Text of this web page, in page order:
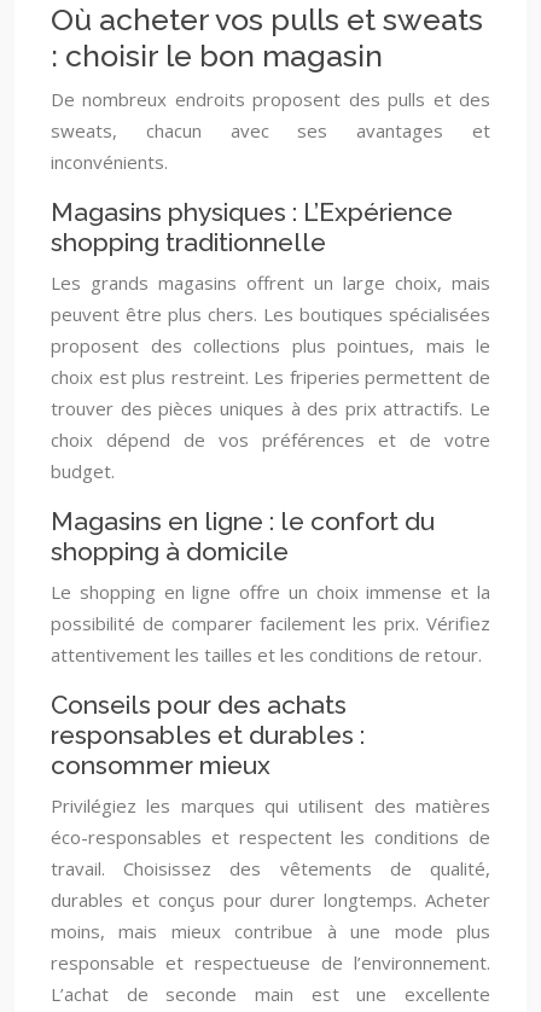
Où acheter vos pulls et sweats
: choisir le bon magasin
De nombreux endroits proposent des pulls et des
sweats, chacun avec ses avantages et
inconvénients.
Magasins physiques : L’Expérience
shopping traditionnelle
Les grands magasins offrent un large choix, mais
peuvent être plus chers. Les boutiques spécialisées
proposent des collections plus pointues, mais le
choix est plus restreint. Les friperies permettent de
trouver des pièces uniques à des prix attractifs. Le
choix dépend de vos préférences et de votre
budget.
Magasins en ligne : le confort du
shopping à domicile
Le shopping en ligne offre un choix immense et la
possibilité de comparer facilement les prix. Vérifiez
attentivement les tailles et les conditions de retour.
Conseils pour des achats
responsables et durables :
consommer mieux
Privilégiez les marques qui utilisent des matières
éco-responsables et respectent les conditions de
travail. Choisissez des vêtements de qualité,
durables et conçus pour durer longtemps. Acheter
moins, mais mieux contribue à une mode plus
responsable et respectueuse de l’environnement.
L’achat de seconde main est une excellente